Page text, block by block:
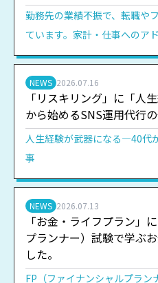
勤務先の業績不振で、転職や
ています。家計・仕事へのア
NEWS 2026.07.16
「リスキリング」に「人
から始めるSNS運用代行
人生経験が武器になる―40代
事
NEWS 2026.07.13
「お金・ライフプラン」
プランナー）試験で学ぶ
した。
FP（ファイナンシャルプラ